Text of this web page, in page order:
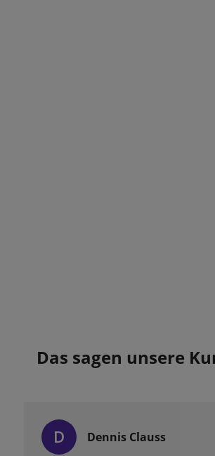
Das sagen unsere
D Dennis Clauss